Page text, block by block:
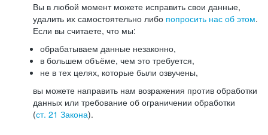
Вы в любой момент можете исправить свои данные,
удалить их самостоятельно либо попросить нас об этом.
Если вы считаете, что мы:
обрабатываем данные незаконно,
в большем объёме, чем это требуется,
не в тех целях, которые были озвучены,
вы можете направить нам возражения против обработки
данных или требование об ограничении обработки
(ст. 21 Закона).